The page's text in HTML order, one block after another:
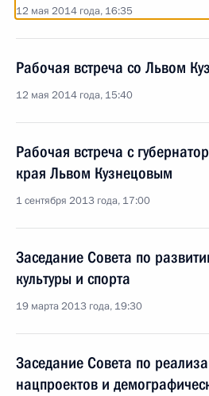
12 мая 2014 года, 16:35
Рабочая встреча со Львом
12 мая 2014 года, 15:40
Рабочая встреча с
края Львом Кузнецовым
1 сентября 2013 года, 17:00
Заседание Совета по
культуры и спорта
19 марта 2013 года, 19:30
Заседание Совета по
нацпроектов и